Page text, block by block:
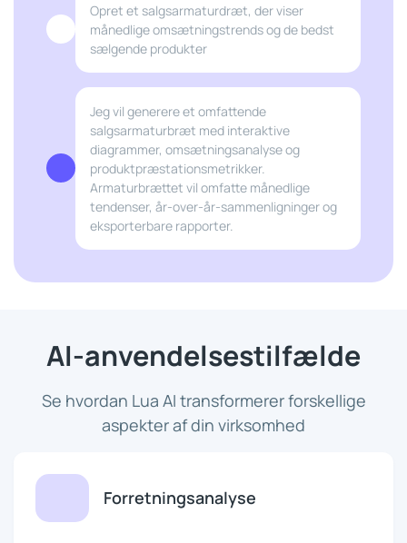
Opret et salgsarmaturdræt, der viser
månedlige omsætningstrends og de bedst
sælgende produkter
Jeg vil generere et omfattende
salgsarmaturbræt med interaktive
diagrammer, omsætningsanalyse og
produktpræstationsmetrikker.
Armaturbrættet vil omfatte månedlige
tendenser, år-over-år-sammenligninger og
eksporterbare rapporter.
AI-anvendelsestilfælde
Se hvordan Lua AI transformerer forskellige
aspekter af din virksomhed
Forretningsanalyse